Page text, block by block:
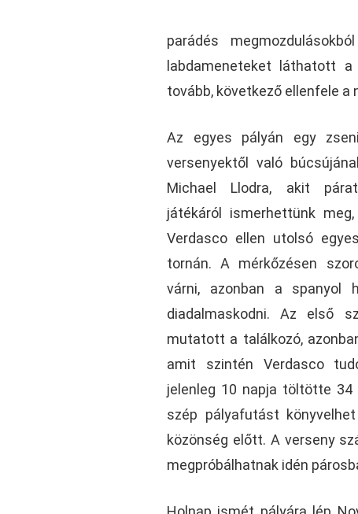
parádés
labdameneteket láthatott
tovább, következő ellenfele
Az egyes pályán egy
versenyektől való
Michael Llodra, akit
játékáról ismerhettünk
Verdasco ellen utolsó
tornán. A mérkőzésen
várni, azonban a spanyol
diadalmaskodni. Az első
mutatott a találkozó,
amit szintén Verdasco
jelenleg 10 napja töltötte
szép pályafutást
közönség előtt. A verseny
megpróbálhatnak idén